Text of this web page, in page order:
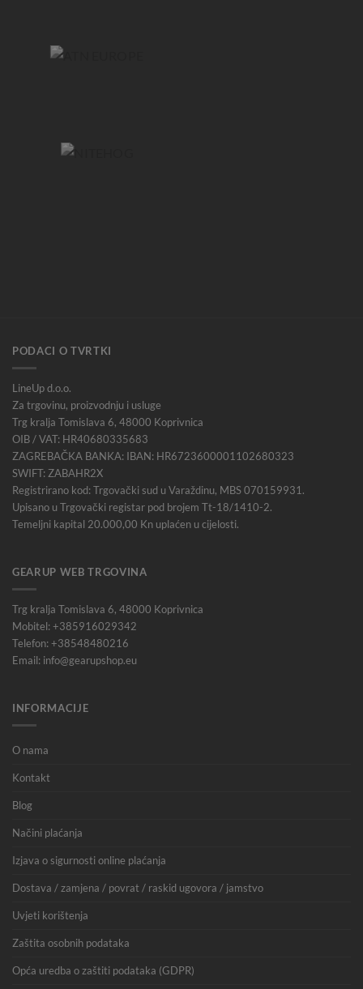
PODACI O TVRTKI
LineUp d.o.o.
Za trgovinu, proizvodnju i usluge
Trg kralja Tomislava 6, 48000 Koprivnica
OIB / VAT: HR40680335683
ZAGREBAČKA BANKA: IBAN: HR6723600001102680323
SWIFT: ZABAHR2X
Registrirano kod: Trgovački sud u Varaždinu, MBS 070159931.
Upisano u Trgovački registar pod brojem Tt-18/1410-2.
Temeljni kapital 20.000,00 Kn uplaćen u cijelosti.
GEARUP WEB TRGOVINA
Trg kralja Tomislava 6, 48000 Koprivnica
Mobitel: +385916029342
Telefon: +38548480216
Email: info@gearupshop.eu
INFORMACIJE
O nama
Kontakt
Blog
Načini plaćanja
Izjava o sigurnosti online plaćanja
Dostava / zamjena / povrat / raskid ugovora / jamstvo
Uvjeti korištenja
Zaštita osobnih podataka
Opća uredba o zaštiti podataka (GDPR)